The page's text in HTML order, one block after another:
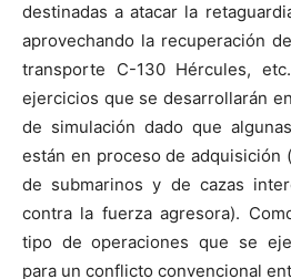
destinadas a atacar la
aprovechando la recuperación
transporte C-130 Hércules,
ejercicios que se desarrollarán
de simulación dado que
están en proceso de adquisición
de submarinos y de cazas
contra la fuerza agresora).
tipo de operaciones que se
para un conflicto convencional